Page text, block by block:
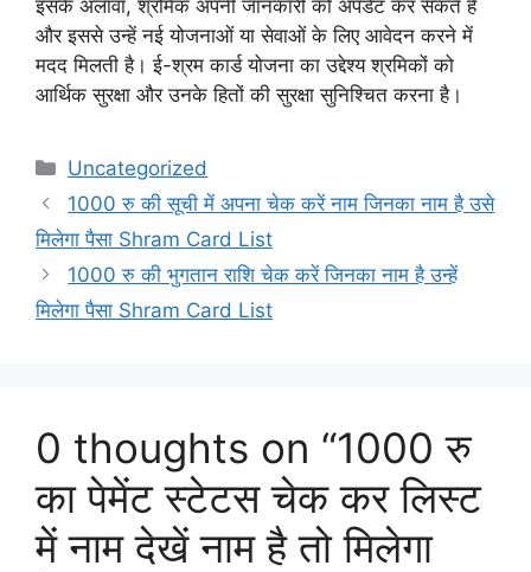
इसके अलावा, श्रमिक अपनी जानकारी को अपडेट कर सकते हैं
और इससे उन्हें नई योजनाओं या सेवाओं के लिए आवेदन करने में
मदद मिलती है। ई-श्रम कार्ड योजना का उद्देश्य श्रमिकों को
आर्थिक सुरक्षा और उनके हितों की सुरक्षा सुनिश्चित करना है।
Categories
Uncategorized
1000 रु की सूची में अपना चेक करें नाम जिनका नाम है उसे
मिलेगा पैसा Shram Card List
1000 रु की भुगतान राशि चेक करें जिनका नाम है उन्हें
मिलेगा पैसा Shram Card List
0 thoughts on “1000 रु
का पेमेंट स्टेटस चेक कर लिस्ट
में नाम देखें नाम है तो मिलेगा